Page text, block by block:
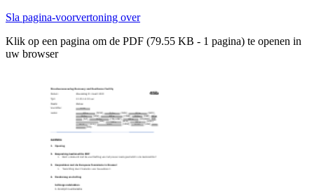
Sla pagina-voorvertoning over
Klik op een pagina om de PDF (79.55 KB - 1 pagina) te openen in
uw browser